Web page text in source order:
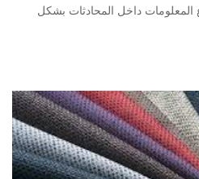
داخل المحادثات بشكل